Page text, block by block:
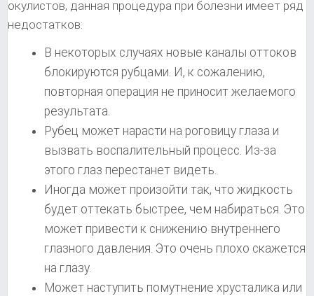
окулистов, данная процедура при болезни имеет ряд
недостатков:
В некоторых случаях новые каналы оттоков
блокируются рубцами. И, к сожалению,
повторная операция не приносит желаемого
результата.
Рубец может нарасти на роговицу глаза и
вызвать воспалительный процесс. Из-за
этого глаз перестанет видеть.
Иногда может произойти так, что жидкость
будет оттекать быстрее, чем набираться. Это
может привести к снижению внутреннего
глазного давления. Это очень плохо скажется
на глазу.
Может наступить помутнение хрусталика или